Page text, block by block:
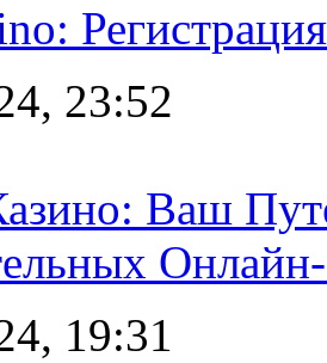
23:52
Ваш
19:31